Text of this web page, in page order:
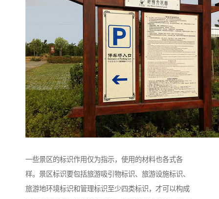
一些景区的标识作用仅为指示，使用的材料也各式各
样。景区标识要包括旅游吸引物标识、旅游设施标识、
旅游地环境标识和管理标识至少四类标识，才可以构成